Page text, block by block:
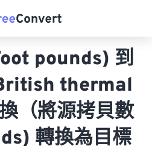
pounds) 到
thermal
（將源拷貝數
轉換為目標